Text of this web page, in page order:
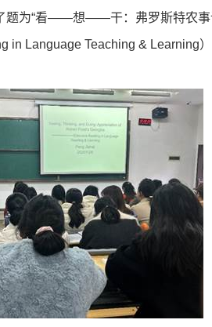
题为“看——想——干：弗罗斯特农事
in Language Teaching & Learning